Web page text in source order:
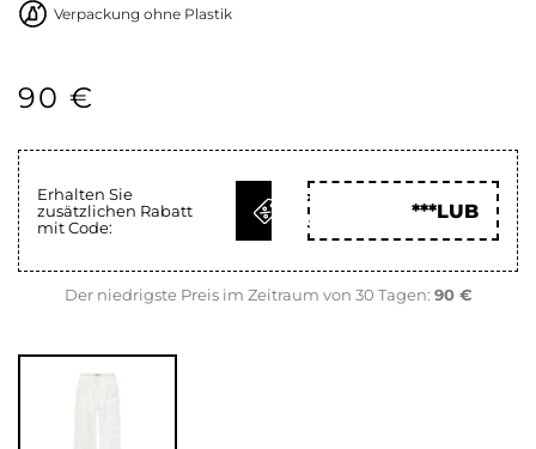
Verpackung ohne Plastik
90 €
Erhalten Sie
zusätzlichen Rabatt
mit Code:
CODE
HOLEN
***LUB
Der niedrigste Preis im Zeitraum von 30 Tagen: 90 €